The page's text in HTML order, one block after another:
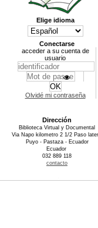
Elige idioma
Conectarse
acceder a su cuenta de
usuario
Olvidé mi contraseña
Dirección
Biblioteca Virtual y Documental
Via Napo kilometro 2 1/2 Paso
Puyo - Pastaza - Ecuador
Ecuador
032 889 118
contacto